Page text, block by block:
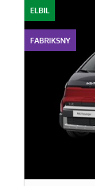
ELBIL
FABRIKSNY